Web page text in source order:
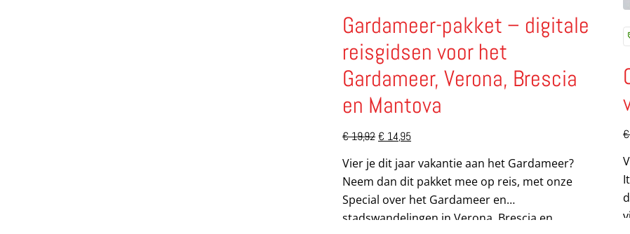
Gardameer-pakket – digitale
reisgidsen voor het
Gardameer, Verona, Brescia
en Mantova
€19,92Oorspronkelijke
was:
€ 19,92.
€ 14,95Huidige
is:
€ 14,95.
Vier je dit jaar vakantie aan het Gardameer?
Neem dan dit pakket mee op reis, met onze
Special over het Gardameer en
stadswandelingen in Verona, Brescia en
€